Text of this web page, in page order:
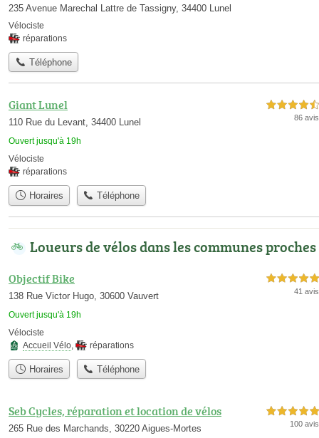
235 Avenue Marechal Lattre de Tassigny, 34400 Lunel
Vélociste
réparations
Téléphone
Giant Lunel
110 Rue du Levant, 34400 Lunel
Ouvert jusqu'à 19h
4,5 étoiles sur 5
86 avis
Vélociste
réparations
Horaires Téléphone
Loueurs de vélos dans les communes proches
Objectif Bike
138 Rue Victor Hugo, 30600 Vauvert
Ouvert jusqu'à 19h
5,0 étoiles sur 5
41 avis
Vélociste
Accueil Vélo
réparations
Horaires Téléphone
Seb Cycles, réparation et location de vélos
265 Rue des Marchands, 30220 Aigues-Mortes
5,0 étoiles sur 5
100 avis